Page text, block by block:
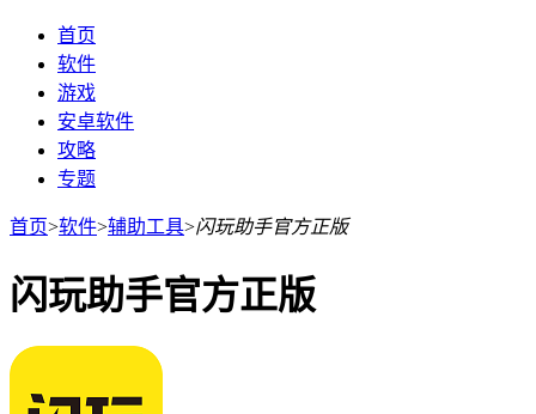
首页
软件
游戏
安卓软件
攻略
专题
首页>软件>辅助工具>闪玩助手官方正版
闪玩助手官方正版